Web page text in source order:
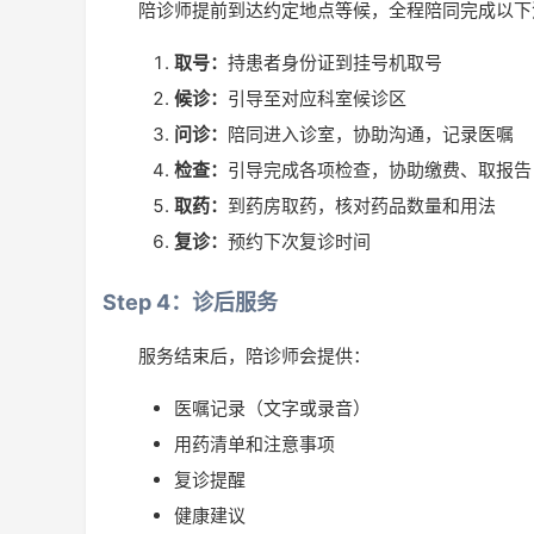
陪诊师提前到达约定地点等候，全程陪同完成以
取号： 持患者身份证到挂号机取号
候诊： 引导至对应科室候诊区
问诊： 陪同进入诊室，协助沟通，记录医嘱
检查： 引导完成各项检查，协助缴费、取报告
取药： 到药房取药，核对药品数量和用法
复诊： 预约下次复诊时间
Step 4：诊后服务
服务结束后，陪诊师会提供：
医嘱记录（文字或录音）
用药清单和注意事项
复诊提醒
健康建议